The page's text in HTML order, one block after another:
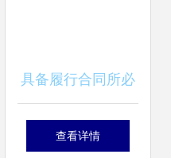
具备履行合同所必
需的设备和专业技
查看详情